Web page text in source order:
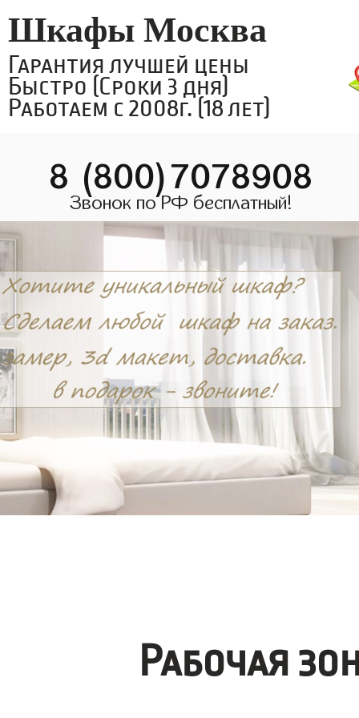
Шкафы Москва
Гарантия лучшей цены
Быстро (Сроки 3 дня)
Работаем с 2008г. (18 лет)
8 (800)7078908
Звонок по РФ бесплатный!
Рабочая